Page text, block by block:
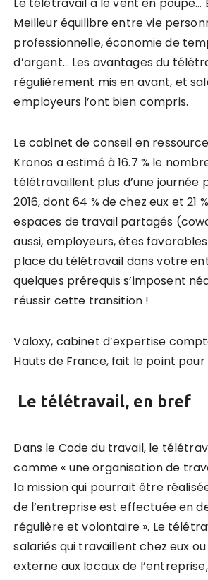
Le télétravail a le vent en poupe…
Meilleur équilibre entre vie
professionnelle, économie de
d’argent… Les avantages du
régulièrement mis en avant, et
employeurs l’ont bien compris.
Le cabinet de conseil en
Kronos a estimé à 16.7 % le
télétravaillent plus d’une journée
2016, dont 64 % de chez eux et 21
espaces de travail partagés
aussi, employeurs, êtes
place du télétravail dans votre
quelques prérequis s’imposent
réussir cette transition !
Valoxy, cabinet d’expertise
Hauts de France, fait le point pour
Le télétravail, en bref
Dans le Code du travail, le
comme « une organisation de
la mission qui pourrait être
de l’entreprise est effectuée en
régulière et volontaire ». Le
salariés qui travaillent chez eux
externe aux locaux de